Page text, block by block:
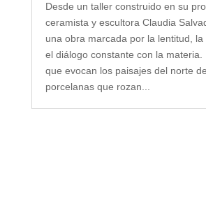
Desde un taller construido en su
ceramista y escultora Claudia
una obra marcada por la lentitud,
el diálogo constante con la materia.
que evocan los paisajes del norte
porcelanas que rozan...